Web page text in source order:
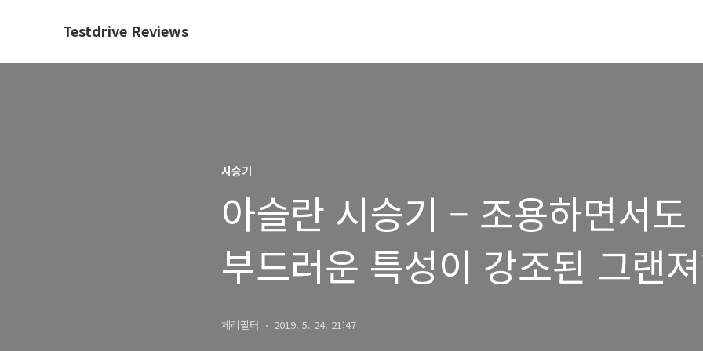
Testdrive Reviews
시승기
아슬란 시승기 – 조용하면서도
부드러운 특성이 강조된 그랜
실내외편
체리필터 2019. 5. 24. 21:47